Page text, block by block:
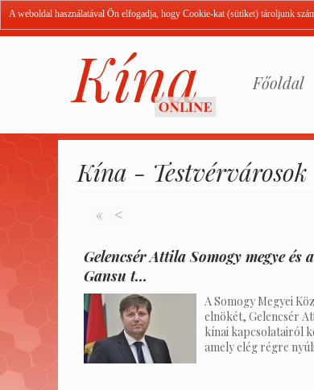
A weboldal használatával Ön elfogadja, hogy Cookie-kat (sütiket) tároljunk
Főoldal
Kína - Testvérvárosok
« <
Gelencsér Attila Somogy megye és
Gansu t...
A Somogy Megyei
elnökét, Gelencsér
kínai kapcsolatairól
amely elég régre